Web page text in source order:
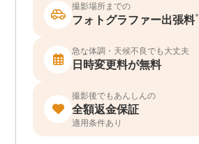
撮影場所までの
フォトグラファー出張料*
急な体調・天候不良でも大丈夫
日時変更料が無料
撮影後でもあんしんの
全額返金保証
適用条件あり